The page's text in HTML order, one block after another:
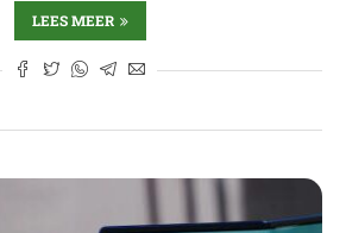
LEES MEER